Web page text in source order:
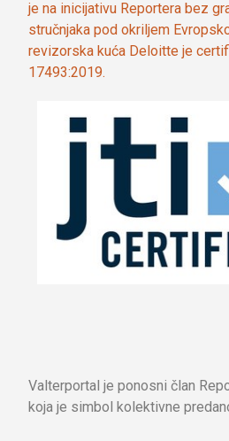
je na inicijativu Reportera bez
stručnjaka pod okriljem
revizorska kuća Deloitte je
17493:2019.
Valterportal je ponosni član
koja je simbol kolektivne